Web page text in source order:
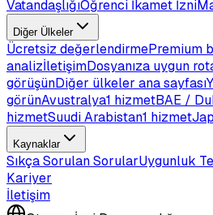
VatandaşlığıÖğrenci İkamet İzni
Diğer Ülkeler
Ücretsiz değerlendirmePremium
analizİletişimDosyanıza uygun
görüşünDiğer ülkeler ana sayfası
görünAvustralya1 hizmetBAE /
hizmetSuudi Arabistan1 hizmet
Kaynaklar
Sıkça Sorulan SorularUygunluk
Kariyer
İletişim